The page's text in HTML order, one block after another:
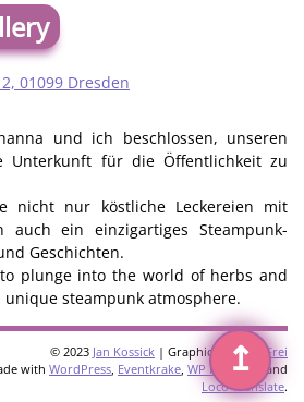
01099 Dresden
und ich beschlossen, unseren
Unterkunft für die Öffentlichkeit zu
nicht nur köstliche Leckereien mit
auch ein einzigartiges Steampunk-
Geschichten.
plunge into the world of herbs and
unique steampunk atmosphere.
© 2023 Jan Kossick | Graphics:
Omani Frei
with WordPress, Eventkrake, WP Multilang
and
Loco Translate.
↥